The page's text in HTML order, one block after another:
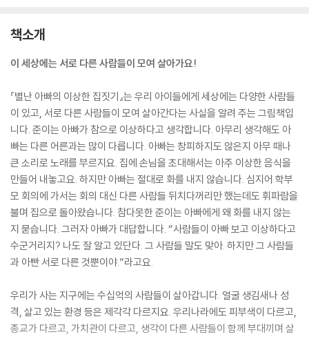
책소개
이 세상에는 서로 다른 사람들이 모여 살아가요!
『별난 아빠의 이상한 집짓기』는 우리 아이들에게 세상에는 다양한 사람들
이 있고, 서로 다른 사람들이 모여 살아간다는 사실을 알려 주는 그림책입
니다. 준이는 아빠가 참으로 이상하다고 생각합니다. 아무리 생각해도 아
빠는 다른 어른과는 많이 다릅니다. 아빠는 창피하지도 않은지 아무 때나
큰 소리로 노래를 부르지요. 집에 손님을 초대해서는 아주 이상한 음식을
만들어 내놓고요. 하지만 아빠는 절대로 화를 내지 않습니다. 심지어 학부
모 회의에 가서는 회의 대신 다른 사람들 뒤치다꺼리만 했는데도 휘파람을
불며 집으로 돌아왔습니다. 참다못한 준이는 아빠에게 왜 화를 내지 않는
지 묻습니다. 그러자 아빠가 대답합니다. “사람들이 아빠 보고 이상하다고
수군거리지? 나도 잘 알고 있단다. 그 사람들 말도 맞아. 하지만 그 사람들
과 아빤 서로 다른 것뿐이야.”라고요.
우리가 사는 지구에는 수십억의 사람들이 살아갑니다. 얼굴 생김새나 성
격, 살고 있는 환경 등은 제각각 다르지요. 우리나라에도 피부색이 다르고,
종교가 다르고, 가치관이 다르고, 생각이 다른 사람들이 함께 부대끼며 살